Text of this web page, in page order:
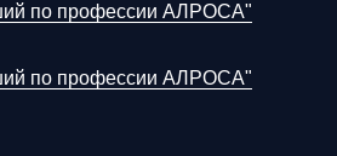
по профессии АЛРОСА"
по профессии АЛРОСА"